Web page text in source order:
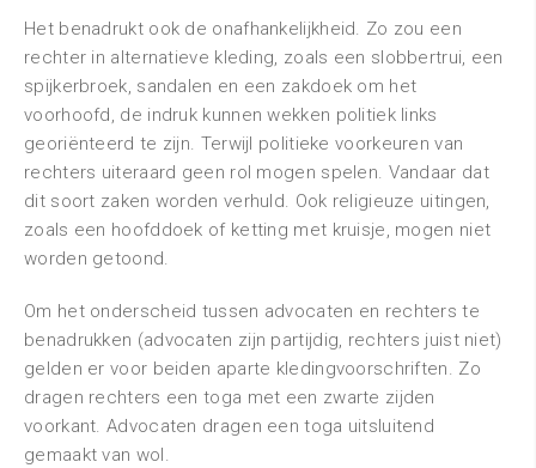
Het benadrukt ook de onafhankelijkheid. Zo zou een
rechter in alternatieve kleding, zoals een slobbertrui, een
spijkerbroek, sandalen en een zakdoek om het
voorhoofd, de indruk kunnen wekken politiek links
georiënteerd te zijn. Terwijl politieke voorkeuren van
rechters uiteraard geen rol mogen spelen. Vandaar dat
dit soort zaken worden verhuld. Ook religieuze uitingen,
zoals een hoofddoek of ketting met kruisje, mogen niet
worden getoond.
Om het onderscheid tussen advocaten en rechters te
benadrukken (advocaten zijn partijdig, rechters juist niet)
gelden er voor beiden aparte kledingvoorschriften. Zo
dragen rechters een toga met een zwarte zijden
voorkant. Advocaten dragen een toga uitsluitend
gemaakt van wol.